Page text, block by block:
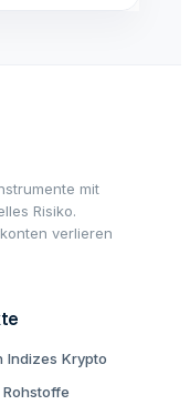
mit
Risiko.
verlieren
Indizes Krypto
Rohstoffe